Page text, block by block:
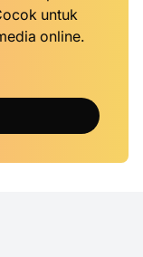
untuk
online.